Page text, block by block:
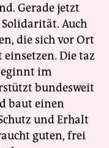
Gerade jetzt
Auch
die sich vor Ort
Die taz
im
bundesweit
baut einen
und Erhalt
guten, frei